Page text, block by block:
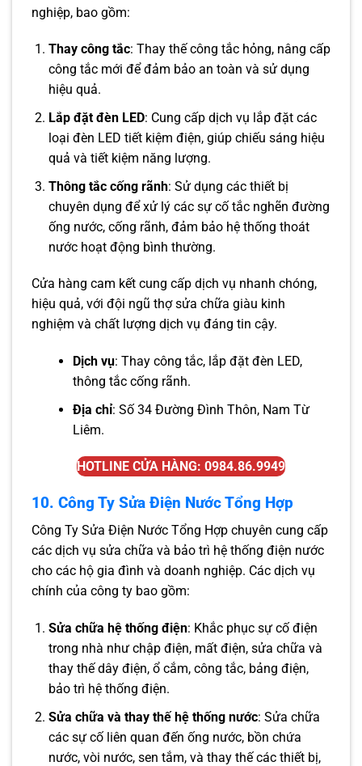
nghiệp, bao gồm:
Thay công tắc: Thay thế công tắc hỏng, nâng cấp
công tắc mới để đảm bảo an toàn và sử dụng
hiệu quả.
Lắp đặt đèn LED: Cung cấp dịch vụ lắp đặt các
loại đèn LED tiết kiệm điện, giúp chiếu sáng hiệu
quả và tiết kiệm năng lượng.
Thông tắc cống rãnh: Sử dụng các thiết bị
chuyên dụng để xử lý các sự cố tắc nghẽn đường
ống nước, cống rãnh, đảm bảo hệ thống thoát
nước hoạt động bình thường.
Cửa hàng cam kết cung cấp dịch vụ nhanh chóng,
hiệu quả, với đội ngũ thợ sửa chữa giàu kinh
nghiệm và chất lượng dịch vụ đáng tin cậy.
Dịch vụ: Thay công tắc, lắp đặt đèn LED,
thông tắc cống rãnh.
Địa chỉ: Số 34 Đường Đình Thôn, Nam Từ
Liêm.
HOTLINE CỬA HÀNG: 0984.86.9949
10. Công Ty Sửa Điện Nước Tổng Hợp
Công Ty Sửa Điện Nước Tổng Hợp chuyên cung cấp
các dịch vụ sửa chữa và bảo trì hệ thống điện nước
cho các hộ gia đình và doanh nghiệp. Các dịch vụ
chính của công ty bao gồm:
Sửa chữa hệ thống điện: Khắc phục sự cố điện
trong nhà như chập điện, mất điện, sửa chữa và
thay thế dây điện, ổ cắm, công tắc, bảng điện,
bảo trì hệ thống điện.
Sửa chữa và thay thế hệ thống nước: Sửa chữa
các sự cố liên quan đến ống nước, bồn chứa
nước, vòi nước, sen tắm, và thay thế các thiết bị,